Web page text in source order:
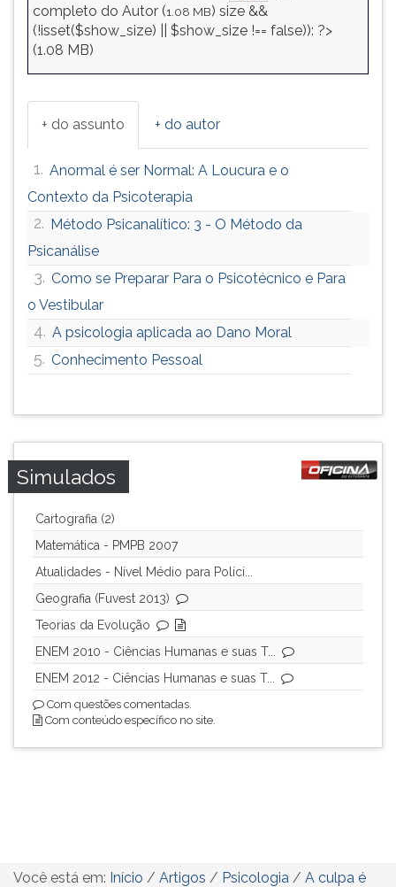
completo do Autor (1.08 MB) size &&
(!isset($show_size) || $show_size !== false)): ?>
(1.08 MB)
+ do assunto + do autor
1. Anormal é ser Normal: A Loucura e o
Contexto da Psicoterapia
2. Método Psicanalítico: 3 - O Método da
Psicanálise
3. Como se Preparar Para o Psicotécnico e Para
o Vestibular
4. A psicologia aplicada ao Dano Moral
5. Conhecimento Pessoal
Simulados
Cartografia (2)
Matemática - PMPB 2007
Atualidades - Nível Médio para Políci...
Geografia (Fuvest 2013)
Teorias da Evolução
ENEM 2010 - Ciências Humanas e suas T...
ENEM 2012 - Ciências Humanas e suas T...
Com questões comentadas.
Com conteúdo específico no site.
Você está em: Início / Artigos / Psicologia / A culpa é